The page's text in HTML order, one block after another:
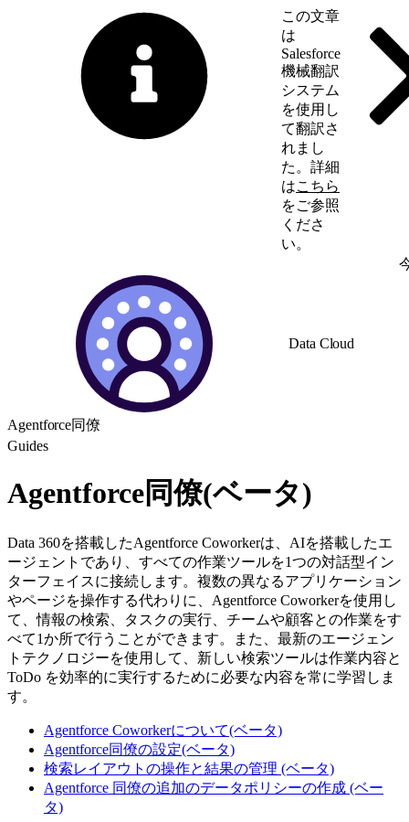
この文章
は
Salesforce
機械翻訳
システム
を使用し
て翻訳さ
れまし
た。詳細
はこちら
をご参照
くださ
い。
Data Cloud
Agentforce同僚
Guides
Agentforce同僚(ベータ)
Data 360を搭載したAgentforce Coworkerは、AIを搭載したエ
ージェントであり、すべての作業ツールを1つの対話型イン
ターフェイスに接続します。複数の異なるアプリケーション
やページを操作する代わりに、Agentforce Coworkerを使用し
て、情報の検索、タスクの実行、チームや顧客との作業をす
べて1か所で行うことができます。また、最新のエージェン
トテクノロジーを使用して、新しい検索ツールは作業内容と
ToDo を効率的に実行するために必要な内容を常に学習しま
す。
Agentforce Coworkerについて(ベータ)
Agentforce同僚の設定(ベータ)
検索レイアウトの操作と結果の管理 (ベータ)
Agentforce 同僚の追加のデータポリシーの作成 (ベー
タ)